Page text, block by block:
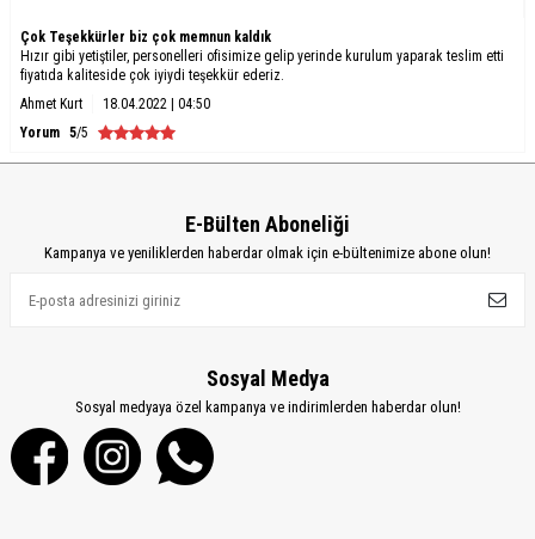
Çok Teşekkürler biz çok memnun kaldık
Hızır gibi yetiştiler, personelleri ofisimize gelip yerinde kurulum yaparak teslim etti
fiyatıda kaliteside çok iyiydi teşekkür ederiz.
Ahmet Kurt
18.04.2022 | 04:50
Yorum 5/5
E-Bülten Aboneliği
Kampanya ve yeniliklerden haberdar olmak için e-bültenimize abone olun!
Sosyal Medya
Sosyal medyaya özel kampanya ve indirimlerden haberdar olun!